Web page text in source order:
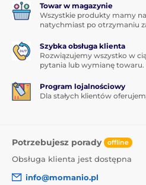
Towar w magazynie
Wszystkie produkty mamy
natychmiast po otrzymaniu
Szybka obsługa klienta
Rozwiązujemy wszystko w
pytania lub wymianę towaru.
Program lojalnościowy
Dla stałych klientów
Potrzebujesz porady offline
Obsługa klienta jest dostępna
info@momanio.pl